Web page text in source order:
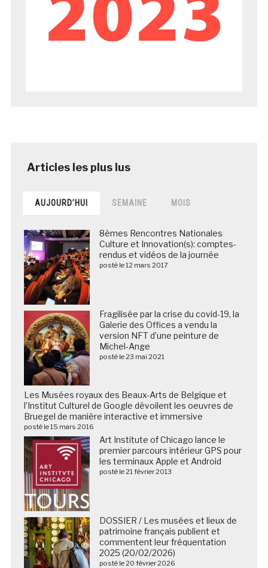
AUJOURD’HUI SEMAINE MOIS
8èmes Rencontres Nationales
Culture et Innovation(s): comptes-
rendus et vidéos de la journée
posté le 12 mars 2017
Fragilisée par la crise du covid-19, la
Galerie des Offices a vendu la
version NFT d’une peinture de
Michel-Ange
posté le 23 mai 2021
Les Musées royaux des Beaux-Arts de Belgique et
l’Institut Culturel de Google dévoilent les oeuvres de
Bruegel de manière interactive et immersive
posté le 15 mars 2016
Art Institute of Chicago lance le
premier parcours intérieur GPS pour
les terminaux Apple et Android
posté le 21 février 2013
DOSSIER / Les musées et lieux de
patrimoine français publient et
commentent leur fréquentation
2025 (20/02/2026)
posté le 20 février 2026